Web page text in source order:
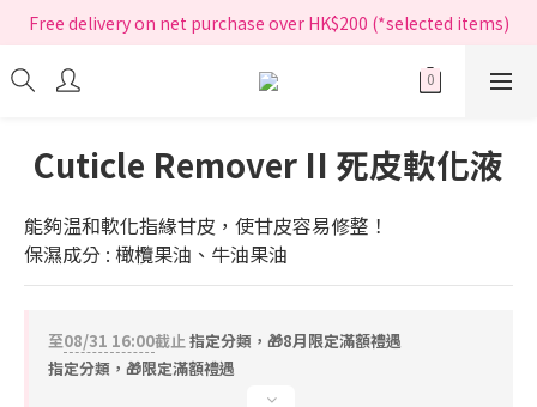
指定正價產品買滿$200享免運費
Free delivery on net purchase over HK$200 (*selected items)
指定正價產品買滿$200享免運費
Cuticle Remover II 死皮軟化液
能夠温和軟化指緣甘皮，使甘皮容易修整！
保濕成分 : 橄欖果油、牛油果油
至08/31 16:00截止指定分類，🎁8月限定滿額禮遇
指定分類，🎁限定滿額禮遇